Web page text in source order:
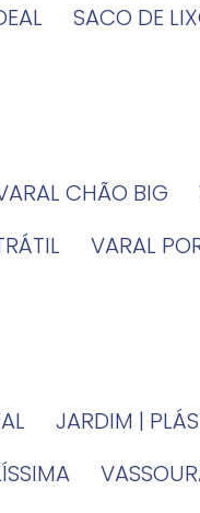
SACO DE
VARAL CHÃO BIG
VARAL
JARDIM |